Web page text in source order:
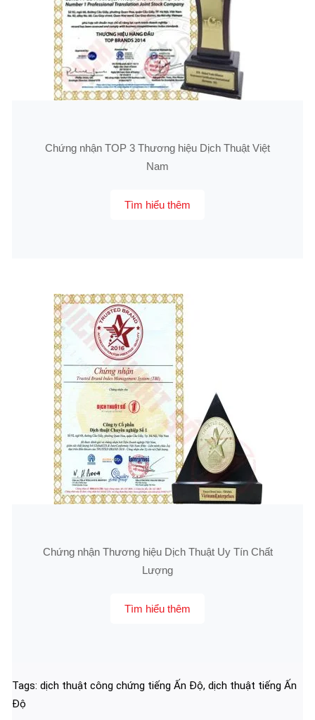
Chứng nhận TOP 3 Thương hiệu Dịch Thuật Việt
Nam
Tìm hiểu thêm
Chứng nhận Thương hiệu Dịch Thuật Uy Tín Chất
Lượng
Tìm hiểu thêm
Tags: dịch thuật công chứng tiếng Ấn Độ, dịch thuật tiếng Ấn
Độ